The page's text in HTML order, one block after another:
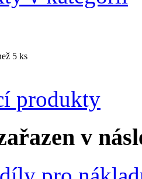
5 ks
produkty
v